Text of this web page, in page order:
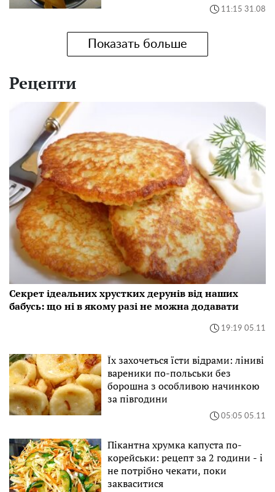
11:15 31.08
Показать больше
Рецепти
Секрет ідеальних хрустких дерунів від наших
бабусь: що ні в якому разі не можна додавати
19:19 05.11
Їх захочеться їсти відрами: ліниві
вареники по-польськи без
борошна з особливою начинкою
за півгодини
05:05 05.11
Пікантна хрумка капуста по-
корейськи: рецепт за 2 години - і
не потрібно чекати, поки
закваситися